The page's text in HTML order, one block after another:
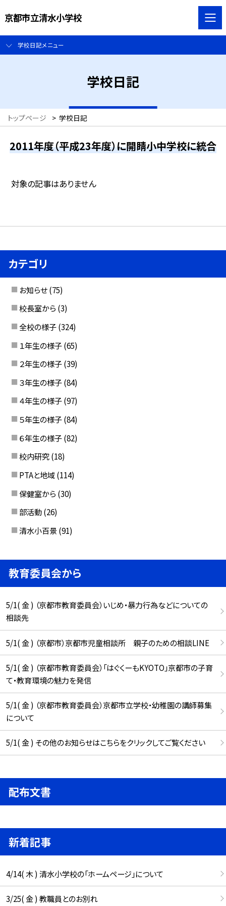
京都市立清水小学校
学校日記メニュー
学校日記
トップページ > 学校日記
2011年度（平成23年度）に開睛小中学校に統合
対象の記事はありません
カテゴリ
お知らせ (75)
校長室から (3)
全校の様子 (324)
１年生の様子 (65)
２年生の様子 (39)
３年生の様子 (84)
４年生の様子 (97)
５年生の様子 (84)
６年生の様子 (82)
校内研究 (18)
PTAと地域 (114)
保健室から (30)
部活動 (26)
清水小百景 (91)
教育委員会から
5/1( 金 ) （京都市教育委員会）いじめ・暴力行為などについての
相談先
5/1( 金 ) （京都市）京都市児童相談所 親子のための相談LINE
5/1( 金 ) （京都市教育委員会）「はぐくーもKYOTO」京都市の子育
て・教育環境の魅力を発信
5/1( 金 ) （京都市教育委員会）京都市立学校・幼稚園の講師募集
について
5/1( 金 ) その他のお知らせはこちらをクリックしてご覧ください
配布文書
新着記事
4/14( 木 ) 清水小学校の「ホームページ」について
3/25( 金 ) 教職員とのお別れ